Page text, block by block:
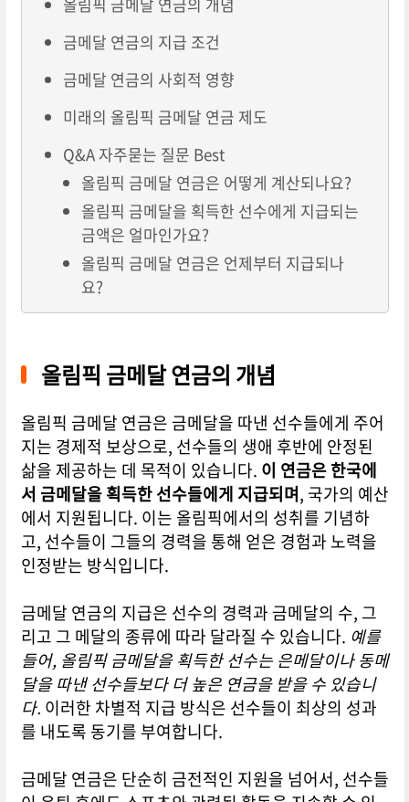
금메달 연금의 지급 조건
금메달 연금의 사회적 영향
미래의 올림픽 금메달 연금 제도
Q&A 자주묻는 질문 Best
올림픽 금메달 연금은 어떻게 계산되나요?
올림픽 금메달을 획득한 선수에게 지급되는
금액은 얼마인가요?
올림픽 금메달 연금은 언제부터 지급되나
요?
올림픽 금메달 연금의 개념
올림픽 금메달 연금은 금메달을 따낸 선수들에게 주어
지는 경제적 보상으로, 선수들의 생애 후반에 안정된
삶을 제공하는 데 목적이 있습니다. 이 연금은 한국에
서 금메달을 획득한 선수들에게 지급되며, 국가의 예산
에서 지원됩니다. 이는 올림픽에서의 성취를 기념하
고, 선수들이 그들의 경력을 통해 얻은 경험과 노력을
인정받는 방식입니다.
금메달 연금의 지급은 선수의 경력과 금메달의 수, 그
리고 그 메달의 종류에 따라 달라질 수 있습니다. 예를
들어, 올림픽 금메달을 획득한 선수는 은메달이나 동메
달을 따낸 선수들보다 더 높은 연금을 받을 수 있습니
다. 이러한 차별적 지급 방식은 선수들이 최상의 성과
를 내도록 동기를 부여합니다.
금메달 연금은 단순히 금전적인 지원을 넘어서, 선수들